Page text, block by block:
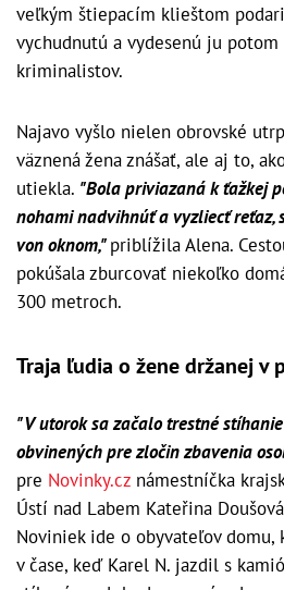
veľkým štiepacím klieštom
vychudnutú a vydesenú ju
kriminalistov.
Najavo vyšlo nielen obrovské
väznená žena znášať, ale aj to,
utiekla. "Bola priviazaná k ťažkej
nohami nadvihnúť a vyzliecť reťaz,
von oknom,"priblížila Alena.
pokúšala zburcovať niekoľko
300 metroch.
Traja ľudia o žene držanej v
"V utorok sa začalo trestné
obvinených pre zločin zbavenia
pre Novinky.cz námestníčka
Ústí nad Labem Kateřina
Noviniek ide o obyvateľov
v čase, keď Karel N. jazdil s